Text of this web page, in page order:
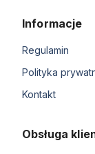
Informacje
Regulamin
Polityka
Kontakt
Obsługa